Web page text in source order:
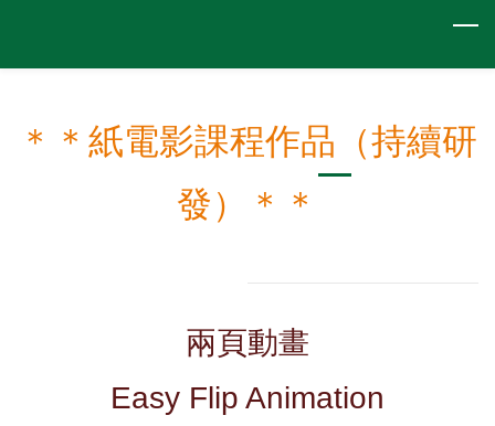
content
＊＊紙電影課程作品（持續研
發）＊＊
兩頁動畫
Easy Flip Animation